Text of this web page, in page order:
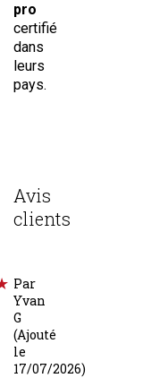
pro
certifié
dans
leurs
pays.
Avis
clients
Par
Yvan
G
(Ajouté
le
17/07/2026)